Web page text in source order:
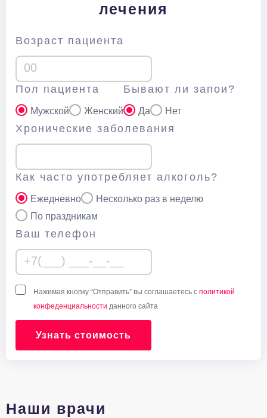
лечения
Возраст пациента
Пол пациента
Мужской Женский
Бывают ли запои?
Да Нет
Хронические заболевания
Как часто употребляет алкоголь?
Ежедневно
Несколько раз в неделю
По праздникам
Ваш телефон
Нажимая кнопку “Отправить” вы соглашаетесь с политикой
конфеденциальности данного сайта
Узнать стоимость
Наши врачи